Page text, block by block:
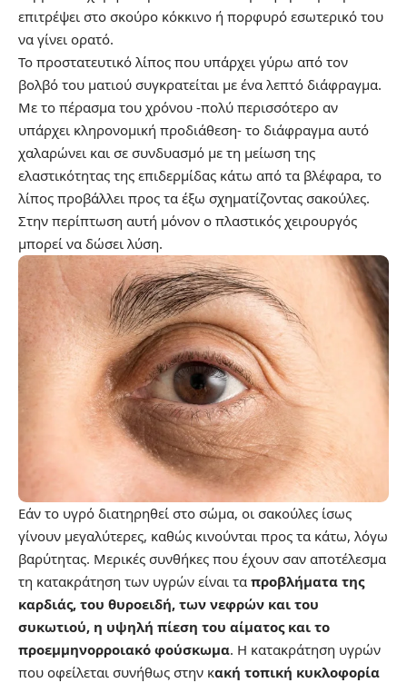
επιτρέψει στο σκούρο κόκκινο ή πορφυρό εσωτερικό του
να γίνει ορατό.
Το προστατευτικό λίπος που υπάρχει γύρω από τον
βολβό του ματιού συγκρατείται με ένα λεπτό διάφραγμα.
Με το πέρασμα του χρόνου -πολύ περισσότερο αν
υπάρχει κληρονομική προδιάθεση- το διάφραγμα αυτό
χαλαρώνει και σε συνδυασμό με τη μείωση της
ελαστικότητας της επιδερμίδας κάτω από τα βλέφαρα, το
λίπος προβάλλει προς τα έξω σχηματίζοντας σακούλες.
Στην περίπτωση αυτή μόνον ο πλαστικός χειρουργός
μπορεί να δώσει λύση.
Εάν το υγρό διατηρηθεί στο σώμα, οι σακούλες ίσως
γίνουν μεγαλύτερες, καθώς κινούνται προς τα κάτω, λόγω
βαρύτητας. Μερικές συνθήκες που έχουν σαν αποτέλεσμα
τη κατακράτηση των υγρών είναι τα προβλήματα της
καρδιάς, του θυροειδή, των νεφρών και του
συκωτιού, η υψηλή πίεση του αίματος και το
προεμμηνορροιακό φούσκωμα. Η κατακράτηση υγρών
που οφείλεται συνήθως στην κακή τοπική κυκλοφορία